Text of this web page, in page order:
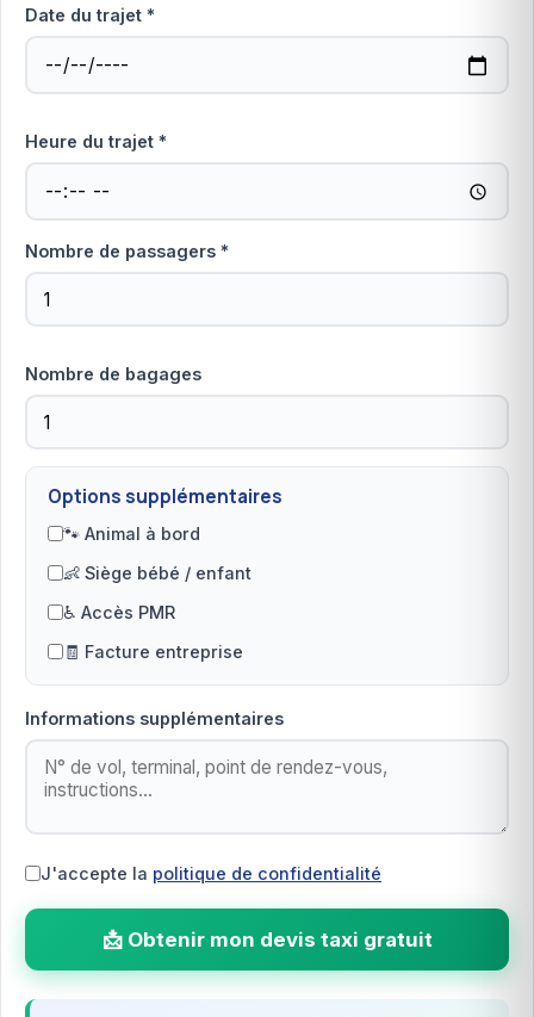
Date du trajet *
Heure du trajet *
Nombre de passagers *
Nombre de bagages
Options supplémentaires
🐾 Animal à bord
👶 Siège bébé / enfant
♿ Accès PMR
🧾 Facture entreprise
Informations supplémentaires
J'accepte la politique de confidentialité
📩 Obtenir mon devis taxi gratuit